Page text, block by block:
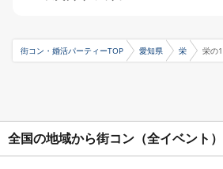
街コン・婚活パーティーTOP 愛知県 栄 栄の
全国の地域から街コン（全イベント